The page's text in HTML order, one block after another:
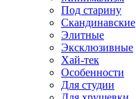
Под старину
Скандинавские
Элитные
Эксклюзивные
Хай-тек
Особенности
Для студии